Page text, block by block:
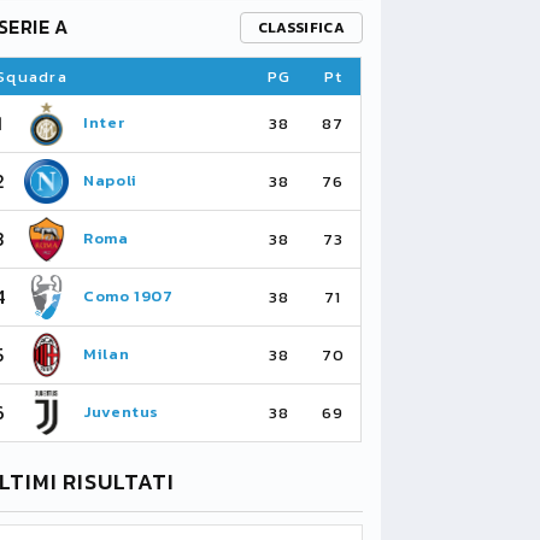
SERIE A CLASSIFICA
PG Pt
Inter 38 87
Napoli 38 76
Roma 38 73
Como 1907 38 71
Milan 38 70
Juventus 38 69
RISULTATI